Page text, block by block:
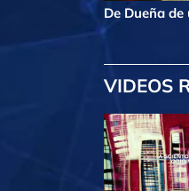
De Dueña
VIDEOS